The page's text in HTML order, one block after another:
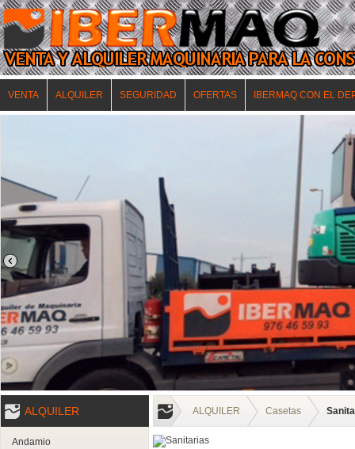
VENTA ALQUILER SEGURIDAD OFERTAS IBERMAQ CON EL
ALQUILER
Andamio
ALQUILER Casetas